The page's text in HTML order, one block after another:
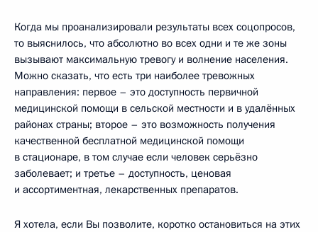
Когда мы проанализировали результаты всех соцопросов,
то выяснилось, что абсолютно во всех одни и те же зоны
вызывают максимальную тревогу и волнение населения.
Можно сказать, что есть три наиболее тревожных
направления: первое – это доступность первичной
медицинской помощи в сельской местности и в удалённых
районах страны; второе – это возможность получения
качественной бесплатной медицинской помощи
в стационаре, в том случае если человек серьёзно
заболевает; и третье – доступность, ценовая
и ассортиментная, лекарственных препаратов.
Я хотела, если Вы позволите, коротко остановиться на этих